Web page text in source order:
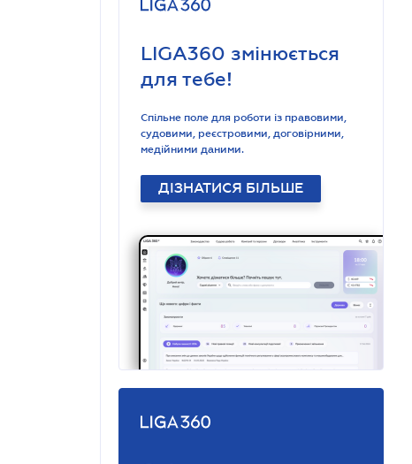
LIGA360 змінюється
для тебе!
Спільне поле для роботи із правовими,
судовими, реєстровими, договірними,
медійними даними.
ДІЗНАТИСЯ БІЛЬШЕ